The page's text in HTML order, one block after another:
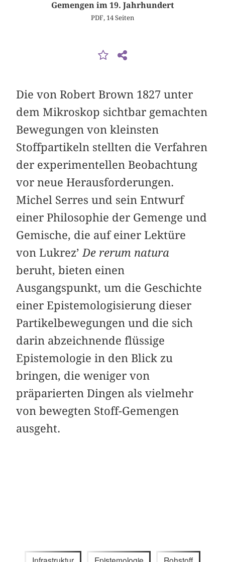
Gemengen im 19. Jahrhundert
PDF, 14 Seiten
Die von Robert Brown 1827 unter
dem Mikroskop sichtbar gemachten
Bewegungen von kleinsten
Stoffpartikeln stellten die Verfahren
der experimentellen Beobachtung
vor neue Herausforderungen.
Michel Serres und sein Entwurf
einer Philosophie der Gemenge und
Gemische, die auf einer Lektüre
von Lukrez’ De rerum natura
beruht, bieten einen
Ausgangspunkt, um die Geschichte
einer Epistemologisierung dieser
Partikelbewegungen und die sich
darin abzeichnende flüssige
Epistemologie in den Blick zu
bringen, die weniger von
präparierten Dingen als vielmehr
von bewegten Stoff-Gemengen
ausgeht.
Infrastruktur Epistemologie Rohstoff